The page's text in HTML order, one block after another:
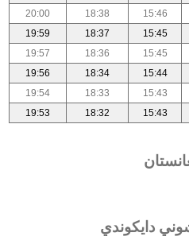
15:46
18:38
20:00
15:45
18:37
19:59
15:45
18:36
19:57
15:44
18:34
19:56
15:43
18:33
19:54
15:43
18:32
19:53
دايكوندي